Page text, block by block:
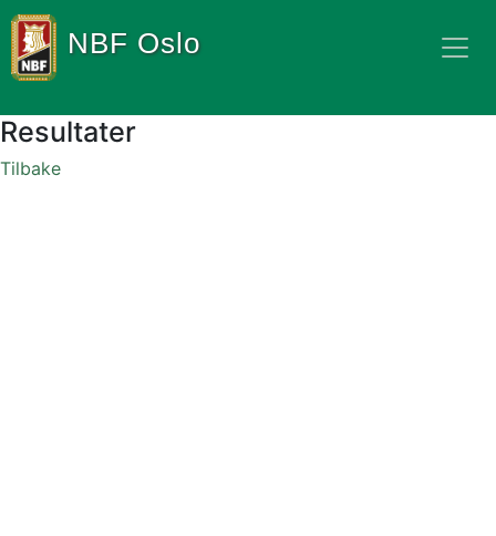
NBF Oslo
Resultater
Tilbake